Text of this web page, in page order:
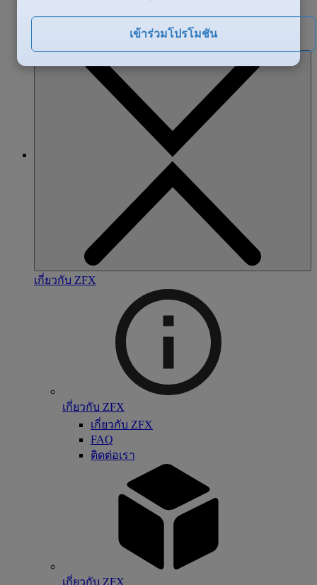
เกี่ยวกับ ZFX
เกี่ยวกับ ZFX
เกี่ยวกับ ZFX
FAQ
ติดต่อเรา
เกี่ยวกับ ZFX
เข้าร่วมโปรโมชัน